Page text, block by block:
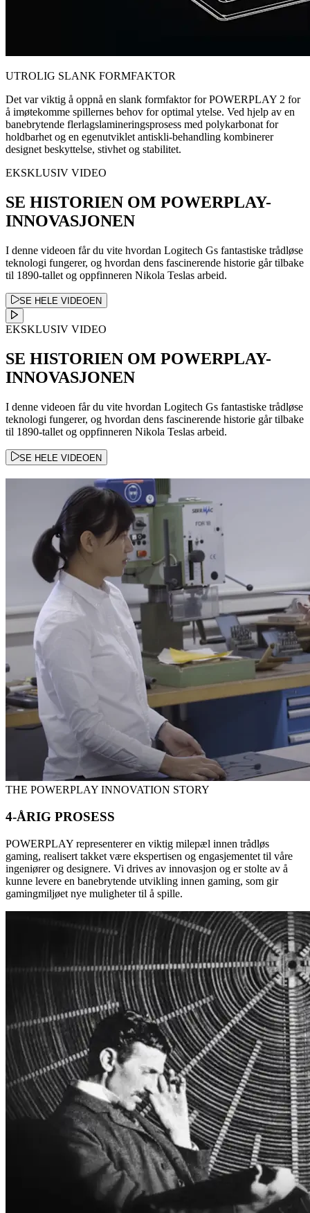
UTROLIG SLANK FORMFAKTOR
Det var viktig å oppnå en slank formfaktor for POWERPLAY 2 for
å imøtekomme spillernes behov for optimal ytelse. Ved hjelp av en
banebrytende flerlagslamineringsprosess med polykarbonat for
holdbarhet og en egenutviklet antiskli-behandling kombinerer
designet beskyttelse, stivhet og stabilitet.
EKSKLUSIV VIDEO
SE HISTORIEN OM POWERPLAY-
INNOVASJONEN
I denne videoen får du vite hvordan Logitech Gs fantastiske trådløse
teknologi fungerer, og hvordan dens fascinerende historie går tilbake
til 1890-tallet og oppfinneren Nikola Teslas arbeid.
SE HELE VIDEOEN
EKSKLUSIV VIDEO
SE HISTORIEN OM POWERPLAY-
INNOVASJONEN
I denne videoen får du vite hvordan Logitech Gs fantastiske trådløse
teknologi fungerer, og hvordan dens fascinerende historie går tilbake
til 1890-tallet og oppfinneren Nikola Teslas arbeid.
SE HELE VIDEOEN
THE POWERPLAY INNOVATION STORY
4-ÅRIG PROSESS
POWERPLAY representerer en viktig milepæl innen trådløs
gaming, realisert takket være ekspertisen og engasjementet til våre
ingeniører og designere. Vi drives av innovasjon og er stolte av å
kunne levere en banebrytende utvikling innen gaming, som gir
gamingmiljøet nye muligheter til å spille.